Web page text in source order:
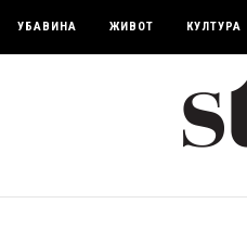
УБАВИНА ЖИВОТ КУЛТУРА